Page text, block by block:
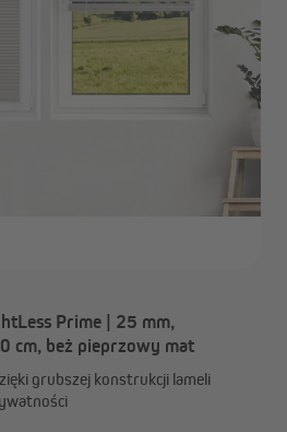
Prime | 25 mm,
cm, beż pieprzowy mat
grubszej konstrukcji lameli